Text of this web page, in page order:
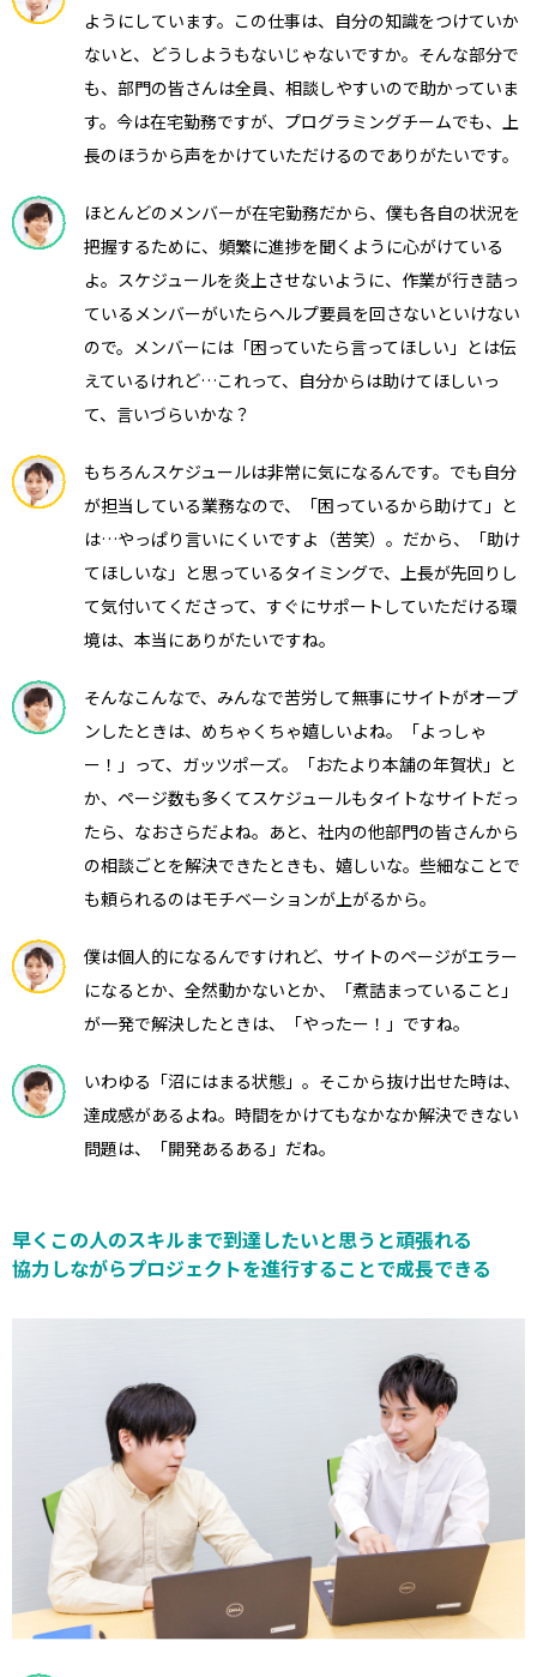
ようにしています。この仕事は、自分の知識をつけていか
ないと、どうしようもないじゃないですか。そんな部分で
も、部門の皆さんは全員、相談しやすいので助かっていま
す。今は在宅勤務ですが、プログラミングチームでも、上
長のほうから声をかけていただけるのでありがたいです。
ほとんどのメンバーが在宅勤務だから、僕も各自の状況を
把握するために、頻繁に進捗を聞くように心がけている
よ。スケジュールを炎上させないように、作業が行き詰っ
ているメンバーがいたらヘルプ要員を回さないといけない
ので。メンバーには「困っていたら言ってほしい」とは伝
えているけれど…これって、自分からは助けてほしいっ
て、言いづらいかな？
もちろんスケジュールは非常に気になるんです。でも自分
が担当している業務なので、「困っているから助けて」と
は…やっぱり言いにくいですよ（苦笑）。だから、「助け
てほしいな」と思っているタイミングで、上長が先回りし
て気付いてくださって、すぐにサポートしていただける環
境は、本当にありがたいですね。
そんなこんなで、みんなで苦労して無事にサイトがオープ
ンしたときは、めちゃくちゃ嬉しいよね。「よっしゃ
ー！」って、ガッツポーズ。「おたより本舗の年賀状」と
か、ページ数も多くてスケジュールもタイトなサイトだっ
たら、なおさらだよね。あと、社内の他部門の皆さんから
の相談ごとを解決できたときも、嬉しいな。些細なことで
も頼られるのはモチベーションが上がるから。
僕は個人的になるんですけれど、サイトのページがエラー
になるとか、全然動かないとか、「煮詰まっていること」
が一発で解決したときは、「やったー！」ですね。
いわゆる「沼にはまる状態」。そこから抜け出せた時は、
達成感があるよね。時間をかけてもなかなか解決できない
問題は、「開発あるある」だね。
早くこの人のスキルまで到達したいと思うと頑張れる
協力しながらプロジェクトを進行することで成長できる